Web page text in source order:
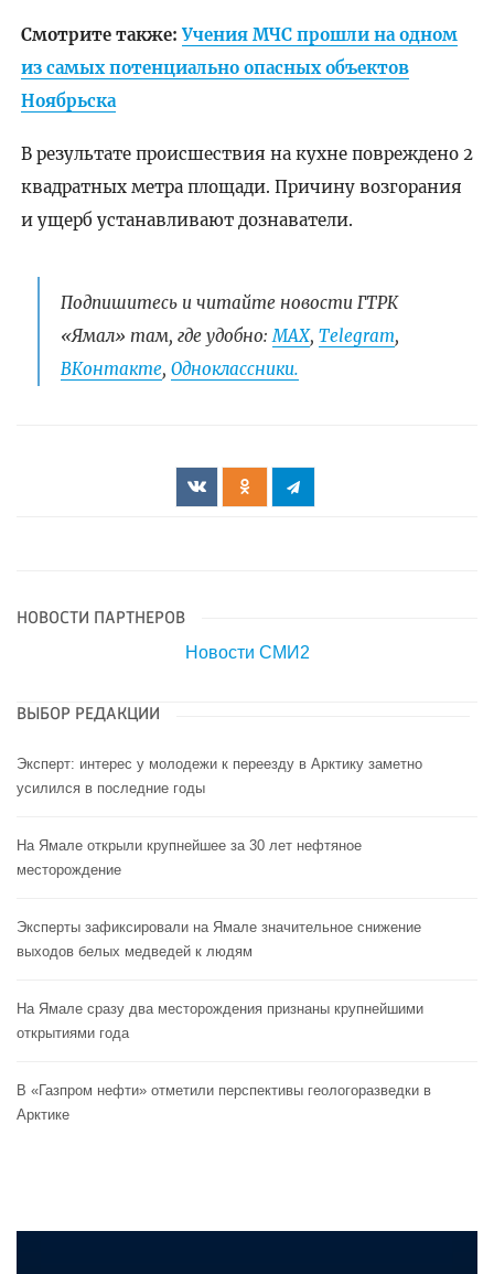
Смотрите также: Учения МЧС прошли на одном
из самых потенциально опасных объектов
Ноябрьска
В результате происшествия на кухне повреждено 2
квадратных метра площади. Причину возгорания
и ущерб устанавливают дознаватели.
Подпишитесь и читайте новости ГТРК
«Ямал» там, где удобно:МАХ, Telegram,
ВКонтакте, Одноклассники.
НОВОСТИ ПАРТНЕРОВ
Новости СМИ2
ВЫБОР РЕДАКЦИИ
Эксперт: интерес у молодежи к переезду в Арктику заметно
усилился в последние годы
На Ямале открыли крупнейшее за 30 лет нефтяное
месторождение
Эксперты зафиксировали на Ямале значительное снижение
выходов белых медведей к людям
На Ямале сразу два месторождения признаны крупнейшими
открытиями года
В «Газпром нефти» отметили перспективы геологоразведки в
Арктике